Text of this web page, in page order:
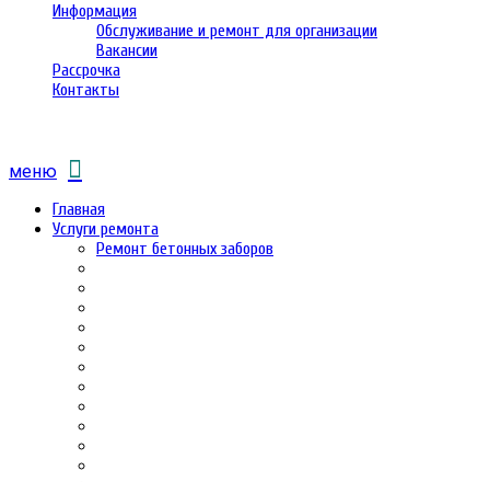
Информация
Обслуживание и ремонт для организации
Вакансии
Рассрочка
Контакты
меню
Главная
Услуги ремонта
Ремонт бетонных заборов